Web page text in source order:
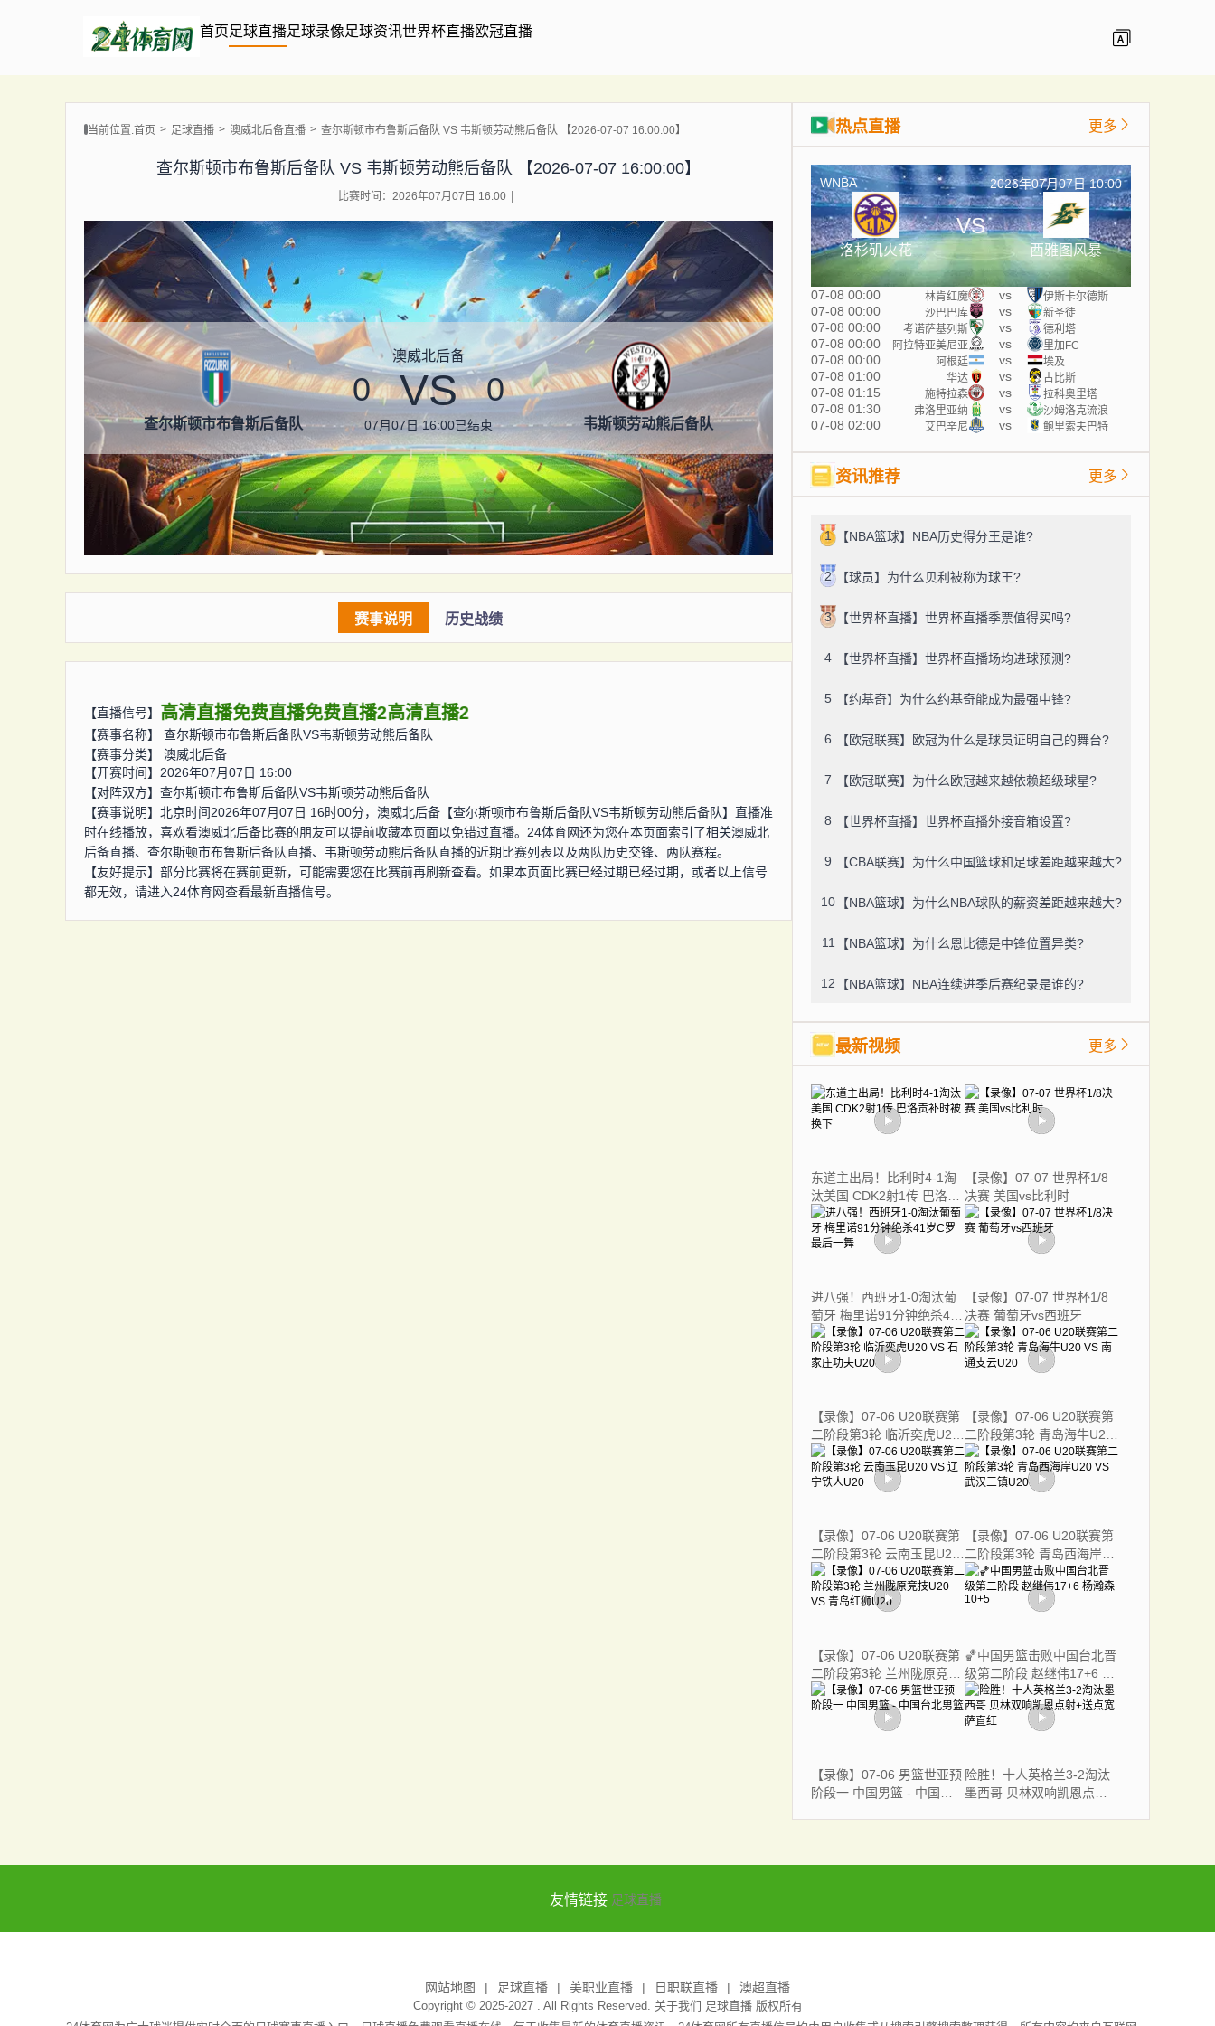
首页足球直播足球录像足球资讯世界杯直播欧冠直播
当前位置:首页 足球直播 澳威北后备直播 查尔斯顿市布鲁斯后备队 VS 韦斯顿劳动熊后备队 【2026-07-07 16:00:00】
查尔斯顿市布鲁斯后备队 VS 韦斯顿劳动熊后备队 【2026-07-07 16:00:00】
比赛时间：2026年07月07日 16:00
查尔斯顿市布鲁斯后备队
澳威北后备
0 VS 0
07月07日 16:00已结束 韦斯顿劳动熊后备队
赛事说明 历史战绩
【直播信号】 高清直播 免费直播 免费直播2 高清直播2
【赛事名称】 查尔斯顿市布鲁斯后备队VS韦斯顿劳动熊后备队
【赛事分类】 澳威北后备
【开赛时间】2026年07月07日 16:00
【对阵双方】 查尔斯顿市布鲁斯后备队VS韦斯顿劳动熊后备队
【赛事说明】北京时间2026年07月07日 16时00分，澳威北后备【查尔斯顿市布鲁斯后备队VS韦斯顿劳动熊后备队】直播准
时在线播放，喜欢看澳威北后备比赛的朋友可以提前收藏本页面以免错过直播。24体育网还为您在本页面索引了相关澳威北
后备直播、查尔斯顿市布鲁斯后备队直播、韦斯顿劳动熊后备队直播的近期比赛列表以及两队历史交锋、两队赛程。
【友好提示】部分比赛将在赛前更新，可能需要您在比赛前再刷新查看。如果本页面比赛已经过期已经过期，或者以上信号
都无效，请进入24体育网查看最新直播信号。
热点直播 更多
WNBA 2026年07月07日 10:00
洛杉矶火花
VS
西雅图风暴
07-08 00:00 林肯红魔 vs 伊斯卡尔德斯
07-08 00:00 沙巴巴库 vs 新圣徒
07-08 00:00 考诺萨基列斯 vs 德利塔
07-08 00:00 阿拉特亚美尼亚 vs 里加FC
07-08 00:00 阿根廷 vs 埃及
07-08 01:00 华达 vs 古比斯
07-08 01:15 施特拉森 vs 拉科奥里塔
07-08 01:30 弗洛里亚纳 vs 沙姆洛克流浪
07-08 02:00 艾巴辛尼 vs 鲍里索夫巴特
资讯推荐 更多
1 【NBA篮球】NBA历史得分王是谁?
2 【球员】为什么贝利被称为球王?
3 【世界杯直播】世界杯直播季票值得买吗?
4 【世界杯直播】世界杯直播场均进球预测?
5 【约基奇】为什么约基奇能成为最强中锋?
6 【欧冠联赛】欧冠为什么是球员证明自己的舞台?
7 【欧冠联赛】为什么欧冠越来越依赖超级球星?
8 【世界杯直播】世界杯直播外接音箱设置?
9 【CBA联赛】为什么中国篮球和足球差距越来越大?
10 【NBA篮球】为什么NBA球队的薪资差距越来越大?
11 【NBA篮球】为什么恩比德是中锋位置异类?
12 【NBA篮球】NBA连续进季后赛纪录是谁的?
最新视频 更多
东道主出局！比利时4-1淘
汰美国 CDK2射1传 巴洛贡
补时被换下
【录像】07-07 世界杯1/8
决赛 美国vs比利时
进八强！西班牙1-0淘汰葡
萄牙 梅里诺91分钟绝杀41
岁C罗最后一舞
【录像】07-07 世界杯1/8
决赛 葡萄牙vs西班牙
【录像】07-06 U20联赛第
二阶段第3轮 临沂奕虎U20
VS 石家庄功夫U20
【录像】07-06 U20联赛第
二阶段第3轮 青岛海牛U20
VS 南通支云U20
【录像】07-06 U20联赛第
二阶段第3轮 云南玉昆U20
VS 辽宁铁人U20
【录像】07-06 U20联赛第
二阶段第3轮 青岛西海岸
U20 VS 武汉三镇U20
【录像】07-06 U20联赛第
二阶段第3轮 兰州陇原竞技
U20 VS 青岛红狮U20
🏀中国男篮击败中国台北晋
级第二阶段 赵继伟17+6 杨
瀚森10+5
【录像】07-06 男篮世亚预
阶段一 中国男篮 - 中国台
险胜！十人英格兰3-2淘汰
墨西哥 贝林双响凯恩点射
友情链接 足球直播
网站地图 足球直播 美职业直播 日职联直播 澳超直播
Copyright © 2025-2027 . All Rights Reserved. 关于我们 足球直播版权所有